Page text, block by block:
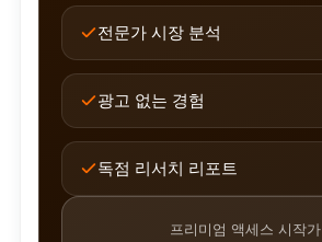
전문가 시장 분석
광고 없는 경험
독점 리서치 리포트
프리미엄 액세스 시작가